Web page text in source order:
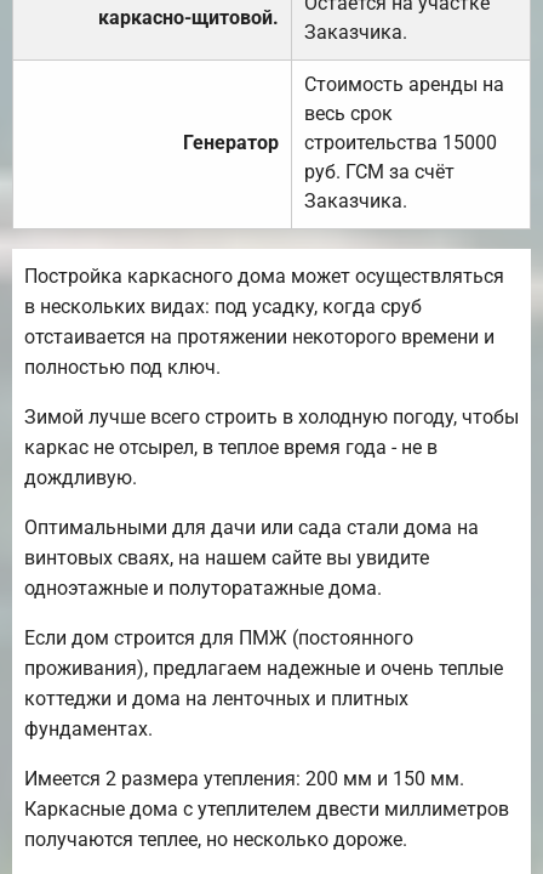
каркасно-щитовой.
Заказчика.
Генератор
Стоимость аренды на
весь срок
строительства 15000
руб. ГСМ за счёт
Заказчика.
Постройка каркасного дома может осуществляться
в нескольких видах: под усадку, когда сруб
отстаивается на протяжении некоторого времени и
полностью под ключ.
Зимой лучше всего строить в холодную погоду, чтобы
каркас не отсырел, в теплое время года - не в
дождливую.
Оптимальными для дачи или сада стали дома на
винтовых сваях, на нашем сайте вы увидите
одноэтажные и полуторатажные дома.
Если дом строится для ПМЖ (постоянного
проживания), предлагаем надежные и очень теплые
коттеджи и дома на ленточных и плитных
фундаментах.
Имеется 2 размера утепления: 200 мм и 150 мм.
Каркасные дома с утеплителем двести миллиметров
получаются теплее, но несколько дороже.